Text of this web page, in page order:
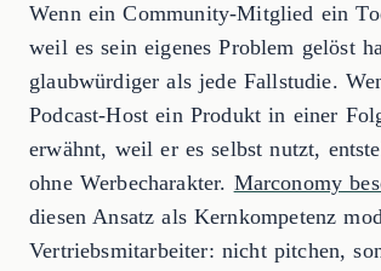
Wenn ein Community-Mitglied ein
weil es sein eigenes Problem gelöst
glaubwürdiger als jede Fallstudie.
Podcast-Host ein Produkt in einer
erwähnt, weil er es selbst nutzt,
ohne Werbecharakter. Marconomy
diesen Ansatz als Kernkompetenz
Vertriebsmitarbeiter: nicht pitchen,